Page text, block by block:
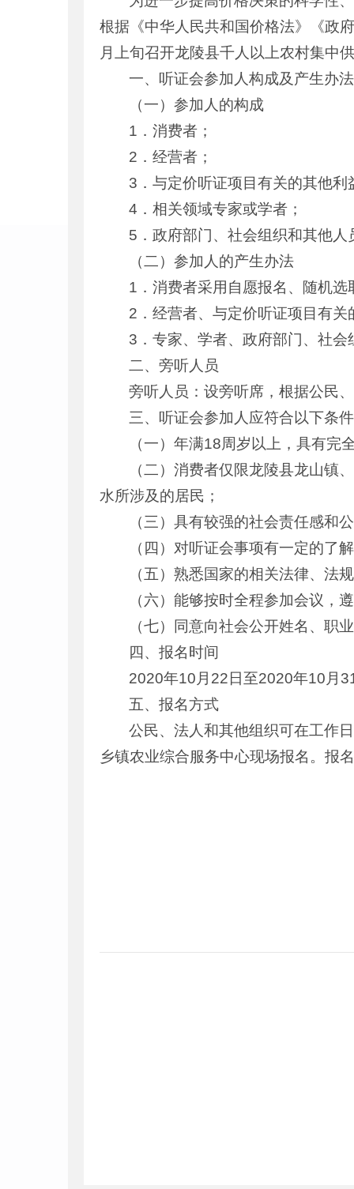
根据《中华人民共和国价格法》《政
月上旬召开龙陵县千人以上农村集中
一、听证会参加人构成及产生办法
（一）参加人的构成
1．消费者；
2．经营者；
3．与定价听证项目有关的其他利
4．相关领域专家或学者；
5．政府部门、社会组织和其他人
（二）参加人的产生办法
1．消费者采用自愿报名、随机选
2．经营者、与定价听证项目有
3．专家、学者、政府部门、社
二、旁听人员
旁听人员：设旁听席，根据公民
三、听证会参加人应符合以下条件
（一）年满18周岁以上，具有完
（二）消费者仅限龙陵县龙山镇
水所涉及的居民；
（三）具有较强的社会责任感和
（四）对听证会事项有一定的了
（五）熟悉国家的相关法律、法
（六）能够按时全程参加会议，
（七）同意向社会公开姓名、职
四、报名时间
2020年10月22日至2020年10月
五、报名方式
公民、法人和其他组织可在工作
乡镇农业综合服务中心现场报名。报